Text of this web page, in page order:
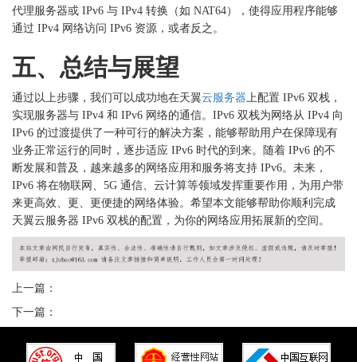
代理服务器或 IPv6 与 IPv4 转换（如 NAT64），使得应用程序能够
通过 IPv4 网络访问 IPv6 资源，或者反之。
五、总结与展望
通过以上步骤，我们可以成功地在天翼云服务器上配置 IPv6 双栈，
实现服务器与 IPv4 和 IPv6 网络的通信。IPv6 双栈为网络从 IPv4 向
IPv6 的过渡提供了一种可行的解决方案，能够帮助用户在保障现有
业务正常运行的同时，逐步适应 IPv6 时代的到来。随着 IPv6 的不
断发展和普及，越来越多的网络应用和服务将支持 IPv6。未来，
IPv6 将在物联网、5G 通信、云计算等领域发挥重要作用，为用户带
来更高效、更、更便捷的网络体验。希望本文能够帮助你顺利完成
天翼云服务器 IPv6 双栈的配置，为你的网络应用拓展新的空间。
上一篇：
下一篇：